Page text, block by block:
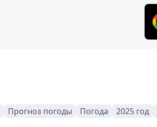
Прогноз погоды Погода 2025 год